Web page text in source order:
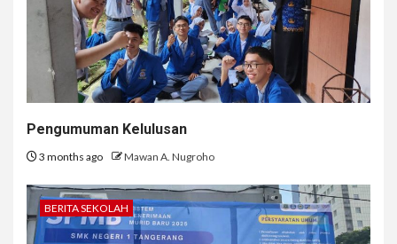
Pengumuman Kelulusan
3 months ago Mawan A. Nugroho
BERITA SEKOLAH